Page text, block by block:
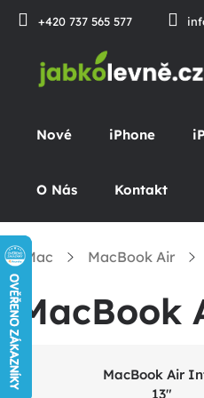
Přejít
+420 737 565 577
Nové iPhone
O Nás Kontakt
Mac MacBook Air
MacBook
MacBook Air
13"